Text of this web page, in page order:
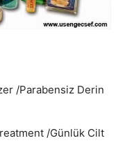
/Parabensiz Derin
/Günlük Cilt